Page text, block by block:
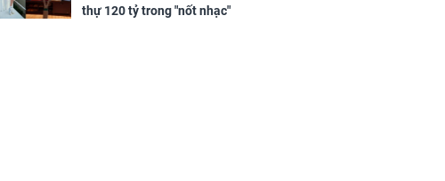
ngơi đồ sộ
thự 120 tỷ trong "nốt nhạc"